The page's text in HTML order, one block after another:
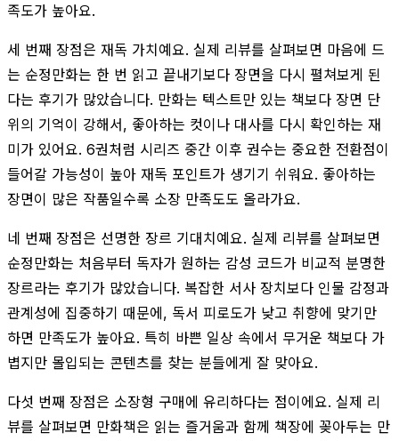
족도가 높아요.
세 번째 장점은 재독 가치예요. 실제 리뷰를 살펴보면 마음에 드
는 순정만화는 한 번 읽고 끝내기보다 장면을 다시 펼쳐보게 된
다는 후기가 많았습니다. 만화는 텍스트만 있는 책보다 장면 단
위의 기억이 강해서, 좋아하는 컷이나 대사를 다시 확인하는 재
미가 있어요. 6권처럼 시리즈 중간 이후 권수는 중요한 전환점이
들어갈 가능성이 높아 재독 포인트가 생기기 쉬워요. 좋아하는
장면이 많은 작품일수록 소장 만족도도 올라가요.
네 번째 장점은 선명한 장르 기대치예요. 실제 리뷰를 살펴보면
순정만화는 처음부터 독자가 원하는 감성 코드가 비교적 분명한
장르라는 후기가 많았습니다. 복잡한 서사 장치보다 인물 감정과
관계성에 집중하기 때문에, 독서 피로도가 낮고 취향에 맞기만
하면 만족도가 높아요. 특히 바쁜 일상 속에서 무거운 책보다 가
볍지만 몰입되는 콘텐츠를 찾는 분들에게 잘 맞아요.
다섯 번째 장점은 소장형 구매에 유리하다는 점이에요. 실제 리
뷰를 살펴보면 만화책은 읽는 즐거움과 함께 책장에 꽂아두는 만